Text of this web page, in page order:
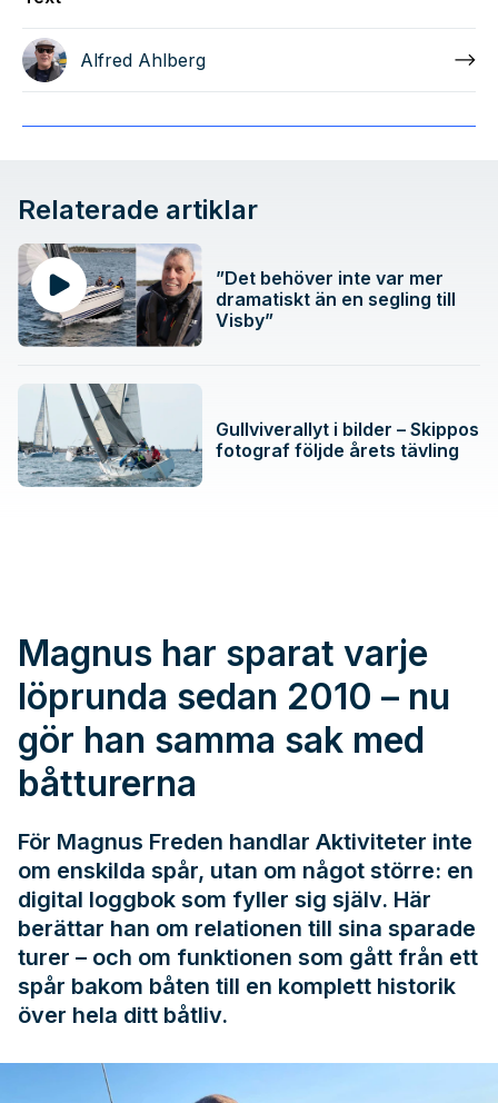
Alfred Ahlberg
Relaterade artiklar
”Det behöver inte var mer
dramatiskt än en segling till
Visby”
Gullviverallyt i bilder – Skippos
fotograf följde årets tävling
Magnus har sparat varje
löprunda sedan 2010 – nu
gör han samma sak med
båtturerna
För Magnus Freden handlar Aktiviteter inte
om enskilda spår, utan om något större: en
digital loggbok som fyller sig själv. Här
berättar han om relationen till sina sparade
turer – och om funktionen som gått från ett
spår bakom båten till en komplett historik
över hela ditt båtliv.